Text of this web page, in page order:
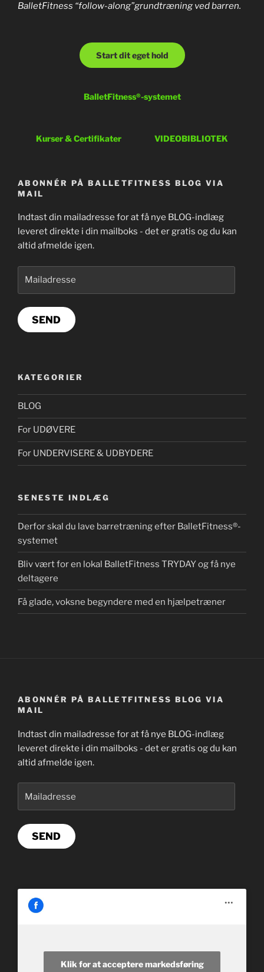
BalletFitness “follow-along”grundtræning ved barren.
Start dit eget hold
BalletFitness®-systemet
Kurser & Certifikater VIDEOBIBLIOTEK
ABONNÉR PÅ BALLETFITNESS BLOG VIA
MAIL
Indtast din mailadresse for at få nye BLOG-indlæg
leveret direkte i din mailboks - det er gratis og du kan
altid afmelde igen.
SEND
KATEGORIER
BLOG
For UDØVERE
For UNDERVISERE & UDBYDERE
SENESTE INDLÆG
Derfor skal du lave barretræning efter BalletFitness®-
systemet
Bliv vært for en lokal BalletFitness TRYDAY og få nye
deltagere
Få glade, voksne begyndere med en hjælpetræner
ABONNÉR PÅ BALLETFITNESS BLOG VIA
MAIL
Indtast din mailadresse for at få nye BLOG-indlæg
leveret direkte i din mailboks - det er gratis og du kan
altid afmelde igen.
SEND
Klik for at acceptere markedsføring